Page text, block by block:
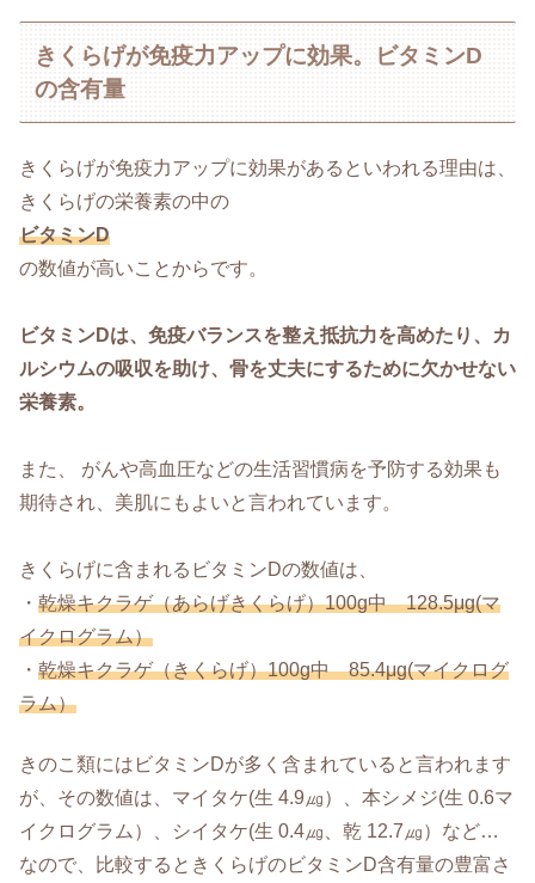
きくらげが免疫力アップに効果。ビタミンD
の含有量
きくらげが免疫力アップに効果があるといわれる理由は、
きくらげの栄養素の中の
ビタミンD
の数値が高いことからです。
ビタミンDは、免疫バランスを整え抵抗力を高めたり、カ
ルシウムの吸収を助け、骨を丈夫にするために欠かせない
栄養素。
また、 がんや高血圧などの生活習慣病を予防する効果も
期待され、美肌にもよいと言われています。
きくらげに含まれるビタミンDの数値は、
・ 乾燥キクラゲ（あらげきくらげ）100g中 128.5μg(マ
イクログラム）
・ 乾燥キクラゲ（きくらげ）100g中 85.4μg(マイクログ
ラム）
きのこ類にはビタミンDが多く含まれていると言われます
が、その数値は、マイタケ(生 4.9㎍）、本シメジ(生 0.6マ
イクログラム）、シイタケ(生 0.4㎍、乾 12.7㎍）など…
なので、比較するときくらげのビタミンD含有量の豊富さ